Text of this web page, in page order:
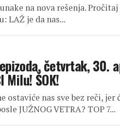
na nova rešenja.
LAŽ je da nas...
četvrtak, 30.
Milu! ŠOK!
ostaviće nas sve bez reči,
JUŽNOG VETRA? TOP 7...